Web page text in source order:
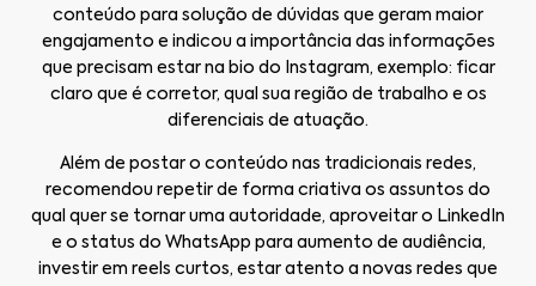
conteúdo para solução de dúvidas que geram maior
engajamento e indicou a importância das informações
que precisam estar na bio do Instagram, exemplo: ficar
claro que é corretor, qual sua região de trabalho e os
diferenciais de atuação.
Além de postar o conteúdo nas tradicionais redes,
recomendou repetir de forma criativa os assuntos do
qual quer se tornar uma autoridade, aproveitar o LinkedIn
e o status do WhatsApp para aumento de audiência,
investir em reels curtos, estar atento a novas redes que